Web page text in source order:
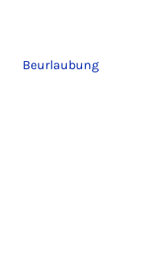
Beurlaubung